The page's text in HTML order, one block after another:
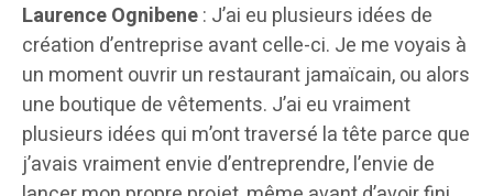
Laurence Ognibene: J’ai eu plusieurs idées de
création d’entreprise avant celle-ci. Je me voyais à
un moment ouvrir un restaurant jamaïcain, ou alors
une boutique de vêtements. J’ai eu vraiment
plusieurs idées qui m’ont traversé la tête parce que
j’avais vraiment envie d’entreprendre, l’envie de